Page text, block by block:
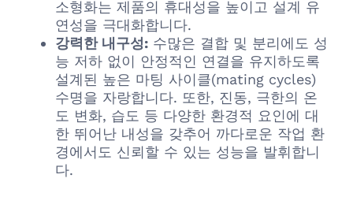
소형화는 제품의 휴대성을 높이고 설계 유
연성을 극대화합니다.
강력한 내구성: 수많은 결합 및 분리에도 성
능 저하 없이 안정적인 연결을 유지하도록
설계된 높은 마팅 사이클(mating cycles)
수명을 자랑합니다. 또한, 진동, 극한의 온
도 변화, 습도 등 다양한 환경적 요인에 대
한 뛰어난 내성을 갖추어 까다로운 작업 환
경에서도 신뢰할 수 있는 성능을 발휘합니
다.